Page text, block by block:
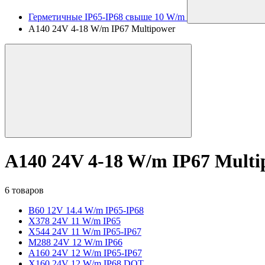
Герметичные IP65-IP68 свыше 10 W/m
A140 24V 4-18 W/m IP67 Multipower
A140 24V 4-18 W/m IP67
6 товаров
B60 12V 14.4 W/m IP65-IP68
X378 24V 11 W/m IP65
X544 24V 11 W/m IP65-IP67
M288 24V 12 W/m IP66
A160 24V 12 W/m IP65-IP67